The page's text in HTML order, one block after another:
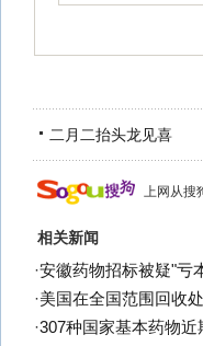
二月二抬头龙见喜
上网从搜
相关新闻
·安徽药物招标被疑"亏
·美国在全国范围回收
·307种国家基本药物